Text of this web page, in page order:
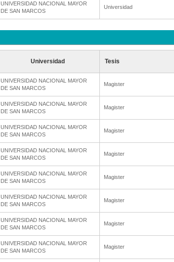
UNIVERSIDAD NACIONAL MAYOR
DE SAN MARCOS
Universidad
Universidad Tesis
UNIVERSIDAD NACIONAL MAYOR
DE SAN MARCOS
Magister
UNIVERSIDAD NACIONAL MAYOR
DE SAN MARCOS
Magister
UNIVERSIDAD NACIONAL MAYOR
DE SAN MARCOS
Magister
UNIVERSIDAD NACIONAL MAYOR
DE SAN MARCOS
Magister
UNIVERSIDAD NACIONAL MAYOR
DE SAN MARCOS
Magister
UNIVERSIDAD NACIONAL MAYOR
DE SAN MARCOS
Magister
UNIVERSIDAD NACIONAL MAYOR
DE SAN MARCOS
Magister
UNIVERSIDAD NACIONAL MAYOR
DE SAN MARCOS
Magister